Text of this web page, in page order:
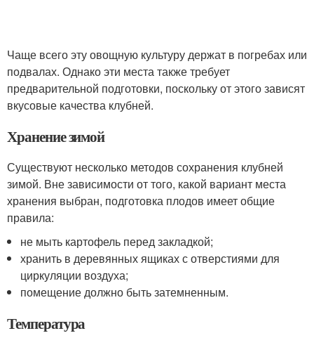
Чаще всего эту овощную культуру держат в погребах или
подвалах. Однако эти места также требует
предварительной подготовки, поскольку от этого зависят
вкусовые качества клубней.
Хранение зимой
Существуют несколько методов сохранения клубней
зимой. Вне зависимости от того, какой вариант места
хранения выбран, подготовка плодов имеет общие
правила:
не мыть картофель перед закладкой;
хранить в деревянных ящиках с отверстиями для
циркуляции воздуха;
помещение должно быть затемненным.
Температура